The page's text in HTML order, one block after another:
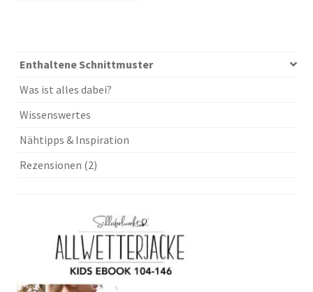
Enthaltene Schnittmuster
Was ist alles dabei?
Wissenswertes
Nähtipps & Inspiration
Rezensionen (2)